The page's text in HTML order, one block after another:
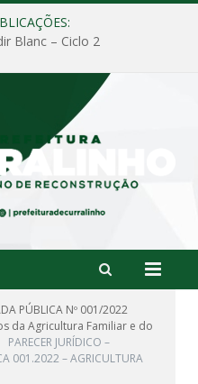
Blanc – Ciclo 2
PÚBLICA Nº 001/2022
da Agricultura Familiar e do
PARECER JURÍDICO –
001.2022 – AGRICULTURA